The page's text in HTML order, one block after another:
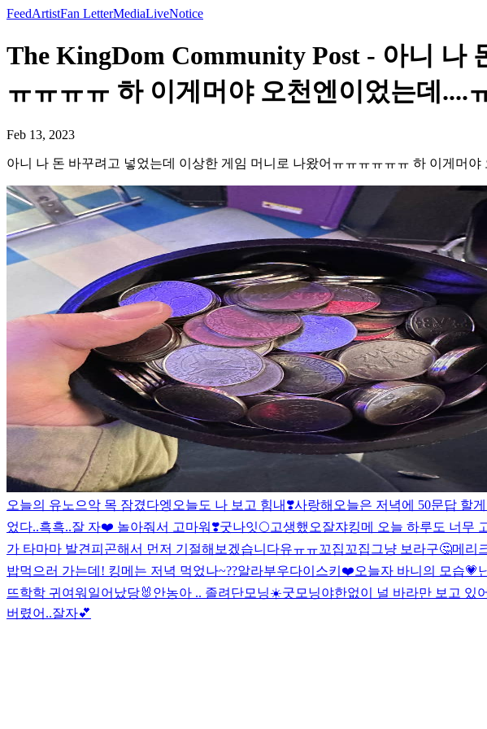
FeedArtistFan LetterMediaLiveNotice
The KingDom Community Post - 아니 나
ㅠㅠㅠㅠ 하 이게머야 오천엔이었는데....
Feb 13, 2023
아니 나 돈 바꾸려고 넣었는데 이상한 게임 머니로 나왔어ㅠㅠㅠㅠㅠㅠ 하 이게머야
오늘의 유노 으악 목 잠겼다엥 오늘도 나 보고 힘내❣️사랑해 오늘은 저녁에 50문답 할
었다..흑흑..잘 자❤️ 놀아줘서 고마워❣️굿나잇🌕고생했오잘쟈킹메 오늘 하루도 너무
가 타마마 발견 피곤해서 먼저 기절해보겠습니다유ㅠㅠ꼬집꼬집 그냥 보라구🤔메리
밥먹으러 가는데! 킹메는 저녁 먹었나~??알라부우다이스키❤️오늘자 바니의 모습💗
뜨학학 귀여워 일어났당🐰 안농아 .. 졸려 단모닝☀️굿모닝야한없이 널 바라만 보고 있
버렸어..잘자💕